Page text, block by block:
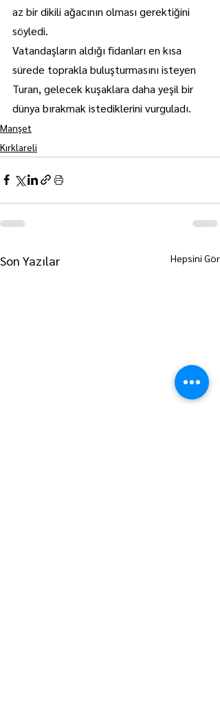
az bir dikili ağacının olması gerektiğini
söyledi.
Vatandaşların aldığı fidanları en kısa
sürede toprakla buluşturmasını isteyen
Turan, gelecek kuşaklara daha yeşil bir
dünya bırakmak istediklerini vurguladı.
Manşet
Kırklareli
Son Yazılar Hepsini Gör